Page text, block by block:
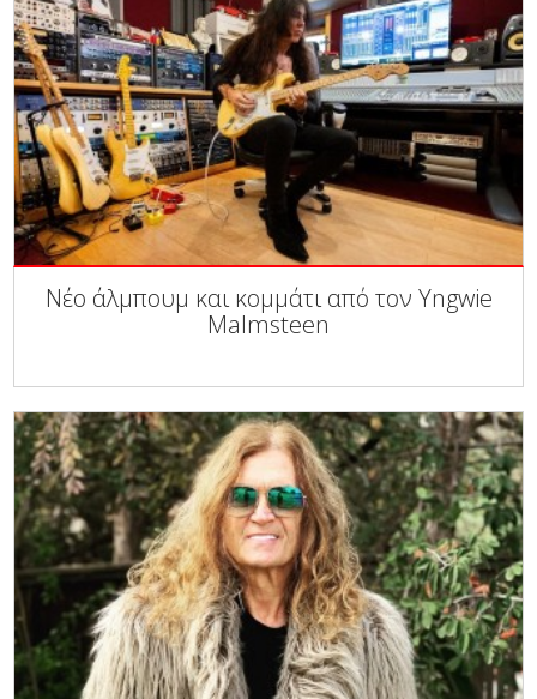
Νέο άλμπουμ και κομμάτι από τον Yngwie
Malmsteen